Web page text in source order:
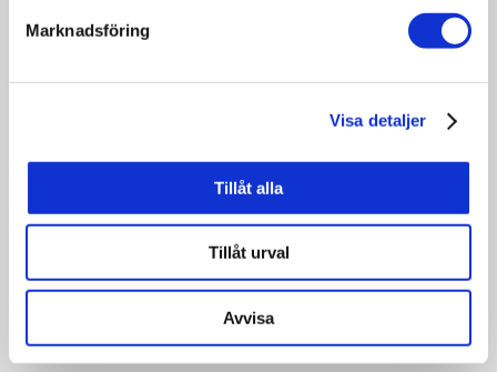
Marknadsföring
Visa detaljer
Tillåt alla
Tillåt urval
Avvisa
Read more about Konditori Dorotea